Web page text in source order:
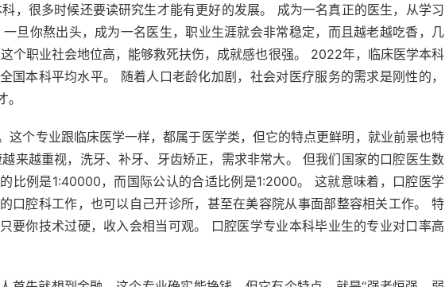
，很多时候还要读研究生才能有更好的发展。 成为一名真正的医生，从学习
旦你熬出头，成为一名医生，职业生涯就会非常稳定，而且越老越吃香，几
个职业社会地位高，能够救死扶伤，成就感也很强。 2022年，临床医学本科
国本科平均水平。 随着人口老龄化加剧，社会对医疗服务的需求是刚性的，
这个专业跟临床医学一样，都属于医学类，但它的特点更鲜明，就业前景也特
来越重视，洗牙、补牙、牙齿矫正，需求非常大。 但我们国家的口腔医生数
比例是1:40000，而国际公认的合适比例是1:2000。 这就意味着，口腔医学
口腔科工作，也可以自己开诊所，甚至在美容院从事面部整容相关工作。 特
要你技术过硬，收入会相当可观。 口腔医学专业本科毕业生的专业对口率高